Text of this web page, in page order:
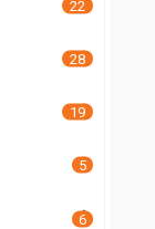
22
28
19
5
6